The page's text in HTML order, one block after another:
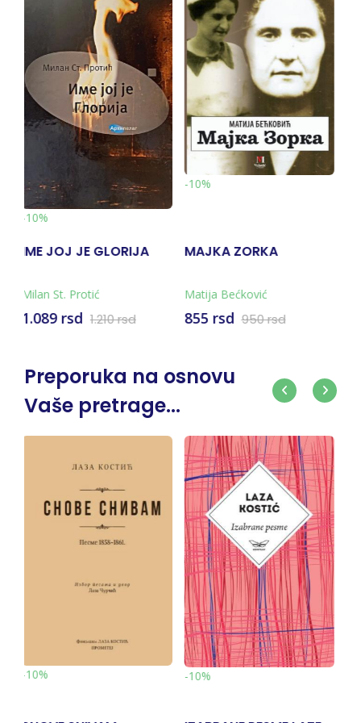
-10%
MAJKA ZORKA
Matija Bećković
855 rsd 950 rsd
FIZIOLOGIJA PESNIKA
Silvijus
385 rsd
Preporuka na osnovu
Vaše pretrage...
-10%
-10%